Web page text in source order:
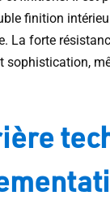
finition
La forte
sophistication,